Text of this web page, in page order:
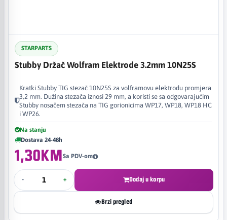
STARPARTS
Stubby Držač Wolfram Elektrode 3.2mm 10N25S
Kratki Stubby TIG stezač 10N25S za volframovu elektrodu promjera
3,2 mm. Dužina stezača iznosi 29 mm, a koristi se sa odgovarajućim
Stubby nosačem stezača na TIG gorionicima WP17, WP18, WP18 HC
i WP26.
Na stanju
Dostava 24-48h
1,30KMSa PDV-om
- + Dodaj u korpu
Brzi pregled